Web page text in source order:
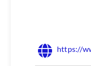
https://